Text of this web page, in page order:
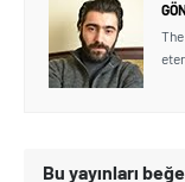
Bu yayınları